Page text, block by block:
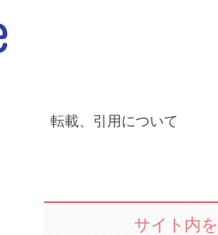
転載、引用について
サイト内